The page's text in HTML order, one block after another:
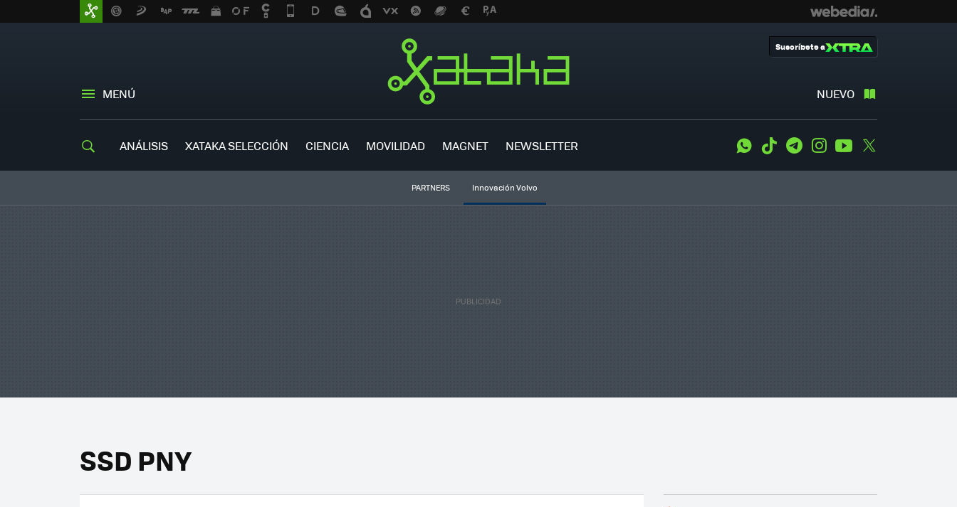
MENÚ NUEVO
Suscríbete a
ANÁLISIS XATAKA SELECCIÓN CIENCIA MOVILIDAD MAGNET NEWSLETTER WhatsApp
Tiktok TelegramInstagramYoutube
PARTNERS Innovación Volvo
SSD PNY